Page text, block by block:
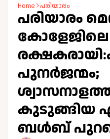
Home പരിയാരം
പരിയാരം
പുനർജന്മം;
കുടുങ്ങിയ
ബൾബ്